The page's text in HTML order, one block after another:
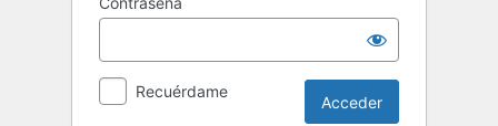
Recuérdame